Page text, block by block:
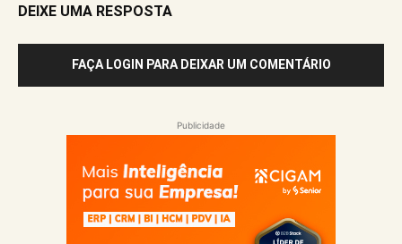
DEIXE UMA RESPOSTA
FAÇA LOGIN PARA DEIXAR UM COMENTÁRIO
Publicidade